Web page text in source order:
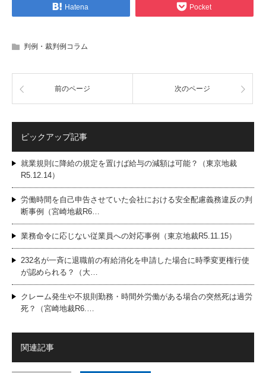
Hatena Pocket
判例・裁判例コラム
前のページ 次のページ
ピックアップ記事
就業規則に降給の規定を置けば給与の減額は可能？（東京地裁
R5.12.14）
労働時間を自己申告させていた会社における安全配慮義務違反の判
断事例（宮崎地裁R6…
業務命令に応じない従業員への対応事例（東京地裁R5.11.15）
232名が一斉に退職前の有給消化を申請した場合に時季変更権行使
が認められる？（大…
クレーム発生や不規則勤務・時間外労働がある場合の突然死は過労
死？（宮崎地裁R6.…
関連記事